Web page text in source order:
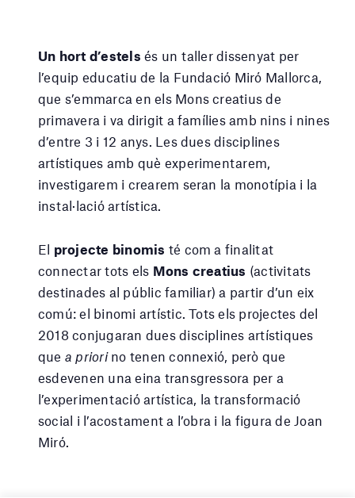
Un hort d’estelsés un taller dissenyat per
l’equip educatiu de la Fundació Miró Mallorca,
que s’emmarca en els Mons creatius de
primavera i va dirigit a famílies amb nins i nines
d’entre 3 i 12 anys. Les dues disciplines
artístiques amb què experimentarem,
investigarem i crearem seran la monotípia i la
instal·lació artística.
El projecte binomis té com a finalitat
connectar tots els Mons creatius (activitats
destinades al públic familiar) a partir d’un eix
comú: el binomi artístic. Tots els projectes del
2018 conjugaran dues disciplines artístiques
que a priorino tenen connexió, però que
esdevenen una eina transgressora per a
l’experimentació artística, la transformació
social i l’acostament a l’obra i la figura de Joan
Miró.